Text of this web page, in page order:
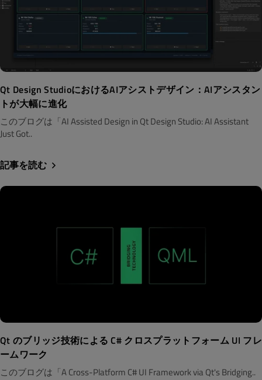
Qt Design StudioにおけるAIアシストデザイン：AIアシスタン
トが大幅に進化
このブログは「AI Assisted Design in Qt Design Studio: AI Assistant
Just Got..
記事を読む
Qt のブリッジ技術による C# クロスプラットフォーム UI フレ
ームワーク
このブログは「A Cross-Platform C# UI Framework via Qt's Bridging..